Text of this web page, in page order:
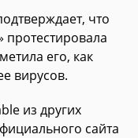
что
протестировала
его, как
вирусов.
из других
сайта